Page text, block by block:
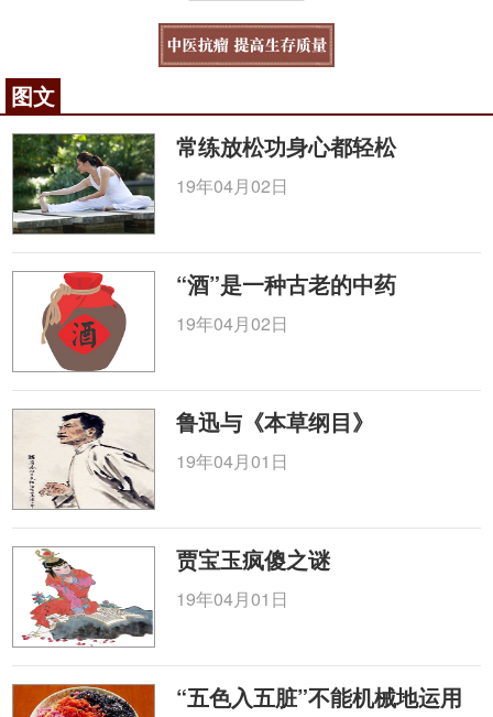
图文
常练放松功身心都轻松
19年04月02日
“酒”是一种古老的中药
19年04月02日
鲁迅与《本草纲目》
19年04月01日
贾宝玉疯傻之谜
19年04月01日
“五色入五脏”不能机械地运用